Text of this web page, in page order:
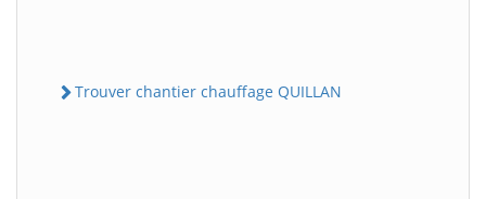
Trouver chantier chauffage QUILLAN